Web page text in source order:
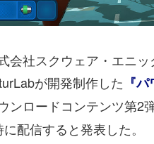
会社スクウェア・エニ
が開発制作した 『
ンロードコンテンツ第2
配信すると発表した。